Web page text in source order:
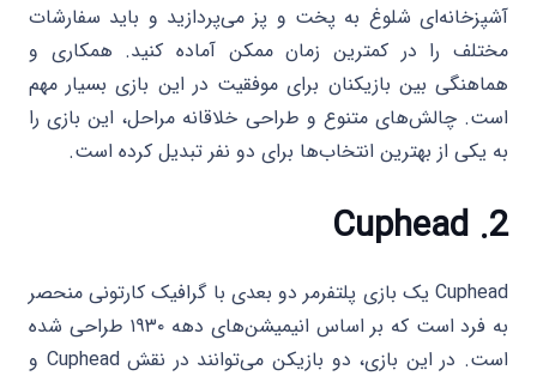
آشپزخانه‌ای شلوغ به پخت و پز می‌پردازید و باید سفارشات
مختلف را در کمترین زمان ممکن آماده کنید. همکاری و
هماهنگی بین بازیکنان برای موفقیت در این بازی بسیار مهم
است. چالش‌های متنوع و طراحی خلاقانه مراحل، این بازی را
به یکی از بهترین انتخاب‌ها برای دو نفر تبدیل کرده است.
2.
Cuphead
Cuphead یک بازی پلتفرمر دو بعدی با گرافیک کارتونی منحصر
به فرد است که بر اساس انیمیشن‌های دهه ۱۹۳۰ طراحی شده
است. در این بازی، دو بازیکن می‌توانند در نقش Cuphead و